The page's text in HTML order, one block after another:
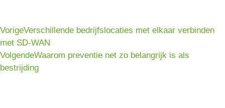
VorigeVerschillende bedrijfslocaties met elkaar verbinden
met SD-WAN
VolgendeWaarom preventie net zo belangrijk is als
bestrijding